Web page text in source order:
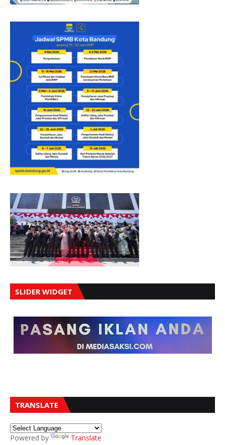
SLIDER WIDGET
TRANSLATE
Powered by Translate